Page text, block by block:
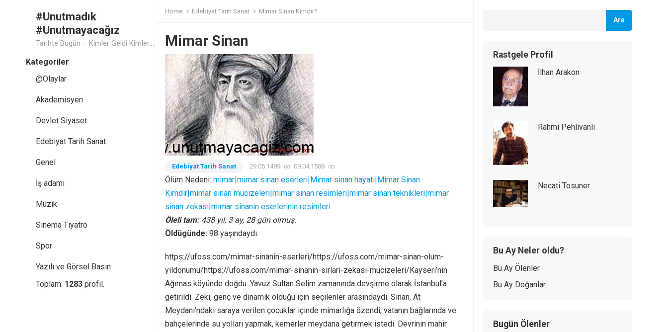
#Unutmadık
#Unutmayacağız
Tarihte Bugün – Kimler Geldi Kimler Geçti..
Kategoriler
@Olaylar
Akademisyen
Devlet Siyaset
Edebiyat Tarih Sanat
Genel
İş adamı
Müzik
Sinema Tiyatro
Spor
Yazılı ve Görsel Basın
Toplam: 1283 profil.
Home Edebiyat Tarih Sanat Mimar Sinan Kimdir?
Mimar Sinan
Edebiyat Tarih Sanat 29.05.1489 ∞ 09.04.1588 ∞
Ölüm Nedeni: mimar|mimar sinan eserleri|Mimar sinan hayati|Mimar Sinan
Kimdir|mimar sinan mucizeleri|mimar sinan resimleri|mimar sinan teknikleri|mimar
sinan zekasi|mimar sinanin eserlerinin resimleri
Öleli tam: 438 yıl, 3 ay, 28 gün olmuş.
Öldügünde: 98 yaşındaydı.
https://ufoss.com/mimar-sinanin-eserleri/https://ufoss.com/mimar-sinan-olum-
yildonumu/https://ufoss.com/mimar-sinanin-sirlari-zekasi-mucizeleri/Kayseri’nin
Ağırnas köyünde doğdu. Yavuz Sultan Selim zamanında devşirme olarak İstanbul’a
getirildi. Zeki, genç ve dinamik olduğu için seçilenler arasındaydı. Sinan, At
Meydanı’ndaki saraya verilen çocuklar içinde mimarlığa özendi, vatanın bağlarında ve
bahçelerinde su yolları yapmak, kemerler meydana getirmek istedi. Devrinin mahir
Ara
Rastgele Profil
İlhan Arakon
Rahmi Pehlivanlı
Necati Tosuner
Bu Ay Neler oldu?
Bu Ay Ölenler
Bu Ay Doğanlar
Bugün Ölenler